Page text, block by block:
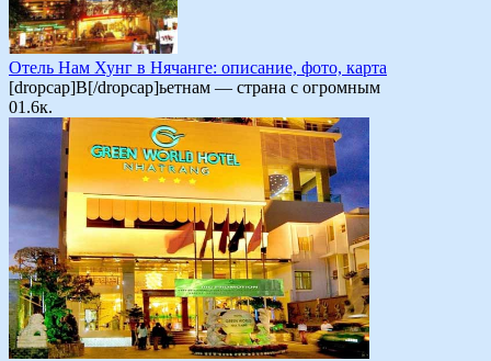
Отель Нам Хунг в Нячанге: описание, фото, карта
[dropcap]В[/dropcap]ьетнам — страна с огромным
01.6к.